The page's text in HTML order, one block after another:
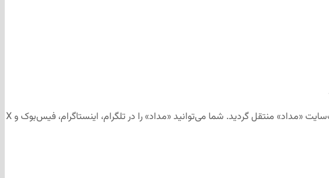
این مطلب برای رسانه‌های اجتماعی «مداد» تهیه و ابتدا در کانال تلگرامی «مداد» به آدرس منتشر شد و سپس جهت آرشیو به وب‌سایت «مداد» منتقل گردید. شما می‌توانید «مداد» را در تلگرام، اینستاگرام، فیس‌بوک و X